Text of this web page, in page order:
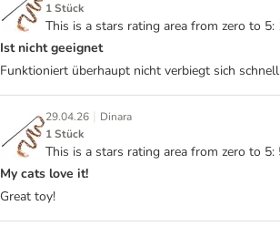
1 Stück
This is a stars rating area from zero to 5:
Ist nicht geeignet
Funktioniert überhaupt nicht verbiegt sich
29.04.26 | Dinara
1 Stück
This is a stars rating area from zero to 5:
My cats love it!
Great toy!